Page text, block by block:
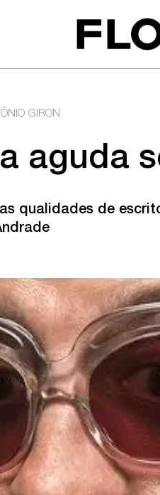
GIRON
aguda
qualidades de